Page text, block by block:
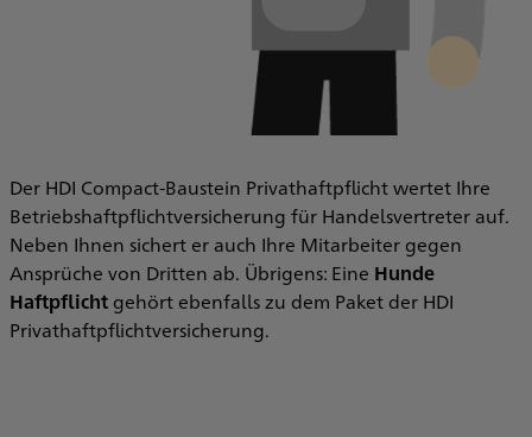
Der HDI Compact-Baustein Privathaftpflicht wertet Ihre
Betriebshaftpflichtversicherung für Handelsvertreter auf.
Neben Ihnen sichert er auch Ihre Mitarbeiter gegen
Ansprüche von Dritten ab. Übrigens: Eine Hunde
Haftpflicht gehört ebenfalls zu dem Paket der HDI
Privathaftpflichtversicherung.